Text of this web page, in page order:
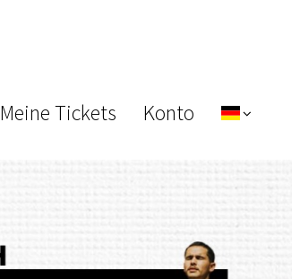
Meine Tickets Konto